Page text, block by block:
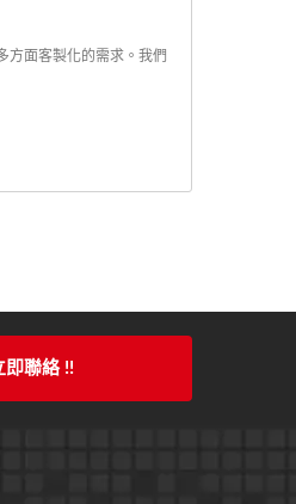
方面客製化的需求。我們
即聯絡 !!